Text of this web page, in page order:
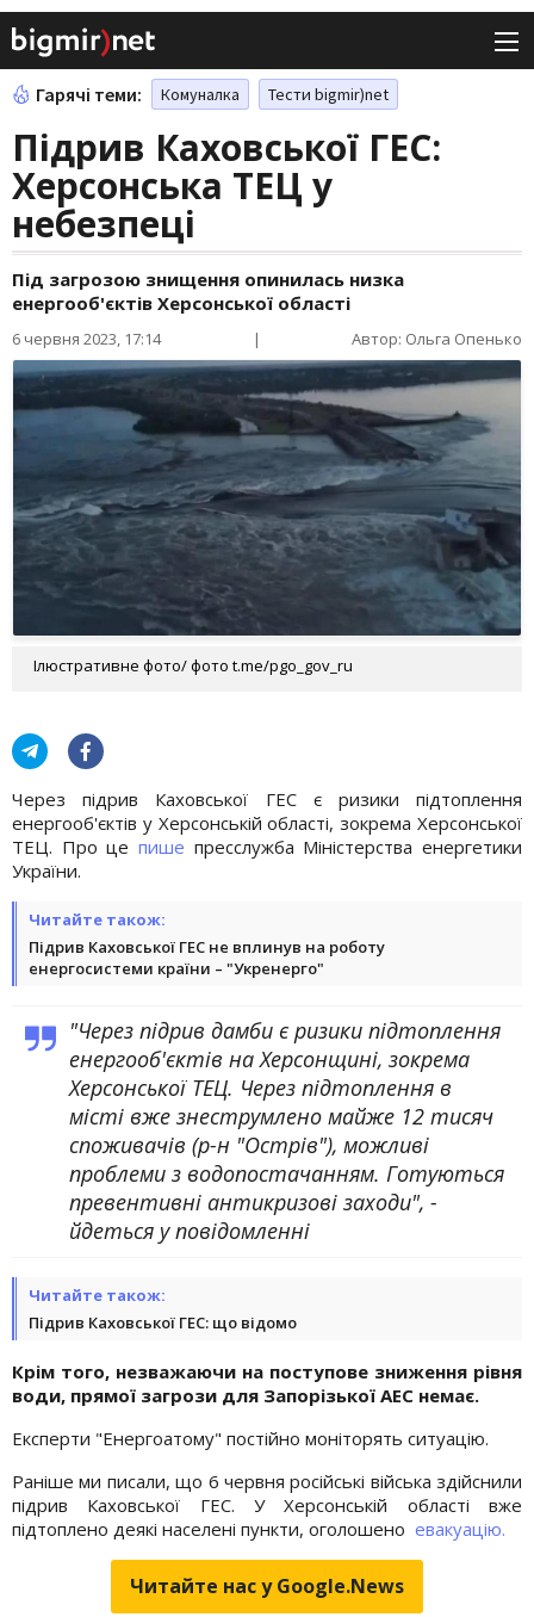
Гарячі теми: Комуналка Тести bigmir)net
Підрив Каховської ГЕС:
Херсонська ТЕЦ у
небезпеці
Під загрозою знищення опинилась низка
енергооб'єктів Херсонської області
6 червня 2023, 17:14 | Автор: Ольга Опенько
Ілюстративне фото/ фото t.me/pgo_gov_ru
Через підрив Каховської ГЕС є ризики підтоплення
енергооб'єктів у Херсонській області, зокрема Херсонської
ТЕЦ. Про це пише пресслужба Міністерства енергетики
України.
Читайте також:
Підрив Каховської ГЕС не вплинув на роботу
енергосистеми країни – "Укренерго"
"Через підрив дамби є ризики підтоплення
енергооб'єктів на Херсонщині, зокрема
Херсонської ТЕЦ. Через підтоплення в
місті вже знеструмлено майже 12 тисяч
споживачів (р-н "Острів"), можливі
проблеми з водопостачанням. Готуються
превентивні антикризові заходи", -
йдеться у повідомленні
Читайте також:
Підрив Каховської ГЕС: що відомо
Крім того, незважаючи на поступове зниження рівня
води, прямої загрози для Запорізької АЕС немає.
Експерти "Енергоатому" постійно моніторять ситуацію.
Раніше ми писали, що 6 червня російські війська здійснили
підрив Каховської ГЕС. У Херсонській області вже
підтоплено деякі населені пункти, оголошено евакуацію.
Читайте нас у Google.News